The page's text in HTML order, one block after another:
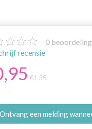
0
recensie
€1,35
Ontvang een melding